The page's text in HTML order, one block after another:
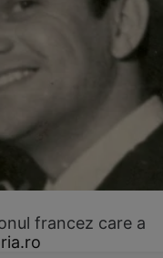
francez care a